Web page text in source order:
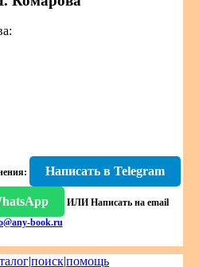
Написать в Telegram
ИЛИ Написать на email
book.ru
|поиск|помощь